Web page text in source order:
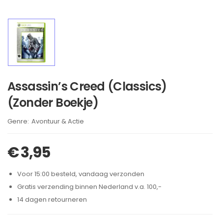
Assassin’s Creed (Classics)
(Zonder Boekje)
Brand:
Avontuur & Actie
€3,95
Voor 15:00 besteld, vandaag verzonden
Gratis verzending binnen Nederland v.a. 100,-
14 dagen retourneren